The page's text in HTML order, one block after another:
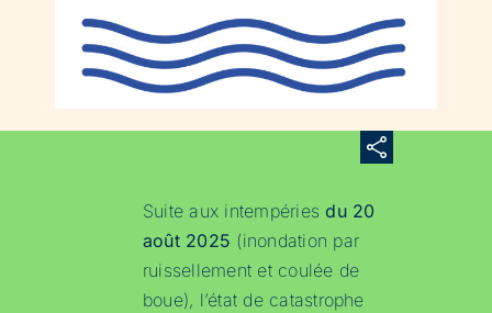
Suite aux intempériesdu 20
août 2025 (inondation par
ruissellement et coulée de
boue), l’état de catastrophe